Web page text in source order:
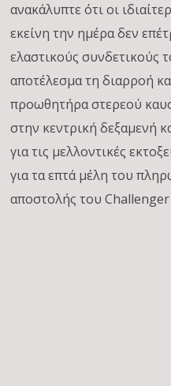
ανακάλυπτε ότι οι
εκείνη την ημέρα δεν
ελαστικούς συνδετικούς
αποτέλεσμα τη διαρροή
προωθητήρα στερεού
στην κεντρική δεξαμενή
για τις μελλοντικές
για τα επτά μέλη του
αποστολής του Challenger